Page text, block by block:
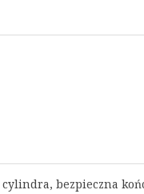
cylindra, bezpieczna